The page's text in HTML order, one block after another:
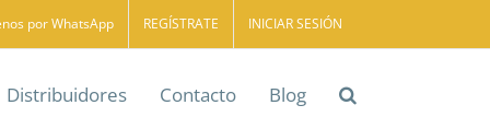
por WhatsApp REGÍSTRATE INICIAR SESIÓN
Distribuidores Contacto Blog